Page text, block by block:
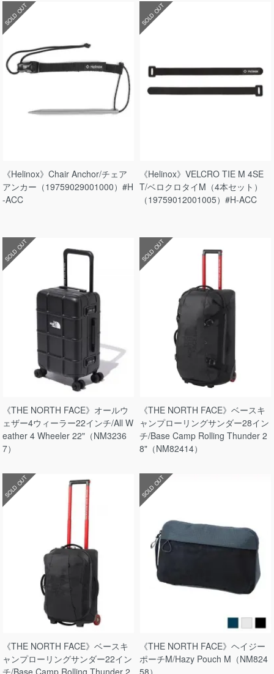
SOLD OUT
《Helinox》Chair Anchor/チェア
アンカー（19759029001000）#H
-ACC
SOLD OUT
《Helinox》VELCRO TIE M 4SE
T/ベロクロタイM（4本セット）
（19759012001005）#H-ACC
SOLD OUT
《THE NORTH FACE》オールウ
ェザー4ウィーラー22インチ/All W
eather 4 Wheeler 22"（NM3236
7）
SOLD OUT
《THE NORTH FACE》ベースキ
ャンプローリングサンダー28イン
チ/Base Camp Rolling Thunder 2
8"（NM82414）
SOLD OUT
《THE NORTH FACE》ベースキ
ャンプローリングサンダー22イン
チ/Base Camp Rolling Thunder 2
SOLD OUT
《THE NORTH FACE》ヘイジー
ポーチM/Hazy Pouch M（NM824
58）